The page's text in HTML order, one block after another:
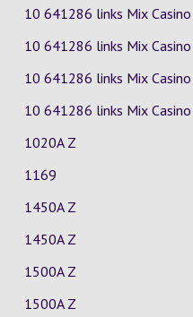
10 641286 links Mix Casino
10 641286 links Mix Casino
10 641286 links Mix Casino
10 641286 links Mix Casino
1020A Z
1169
1450A Z
1450A Z
1500A Z
1500A Z